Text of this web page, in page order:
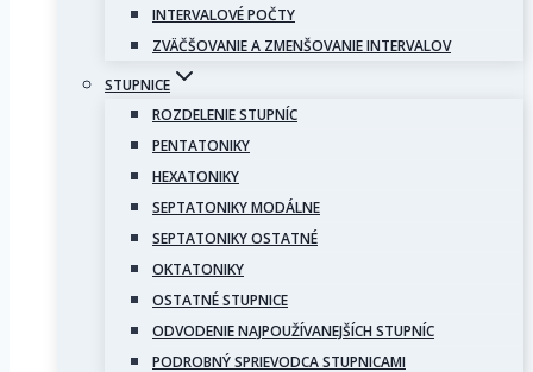
INTERVALOVÉ POČTY
ZVÄČŠOVANIE A ZMENŠOVANIE INTERVALOV
STUPNICE
ROZDELENIE STUPNÍC
PENTATONIKY
HEXATONIKY
SEPTATONIKY MODÁLNE
SEPTATONIKY OSTATNÉ
OKTATONIKY
OSTATNÉ STUPNICE
ODVODENIE NAJPOUŽÍVANEJŠÍCH STUPNÍC
PODROBNÝ SPRIEVODCA STUPNICAMI